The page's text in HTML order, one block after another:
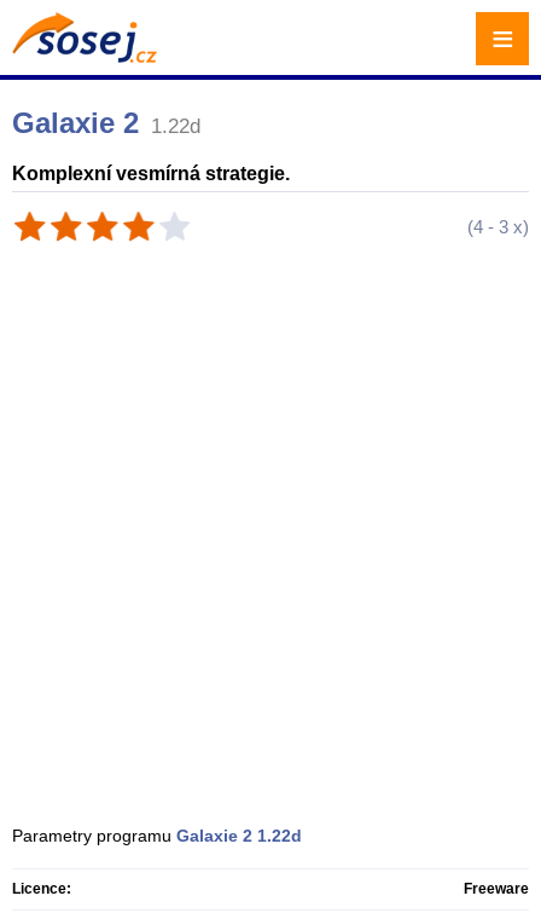
Galaxie 2 1.22d
Komplexní vesmírná strategie.
(4 - 3 x)
Parametry programu Galaxie 2 1.22d
Licence: Freeware
≡